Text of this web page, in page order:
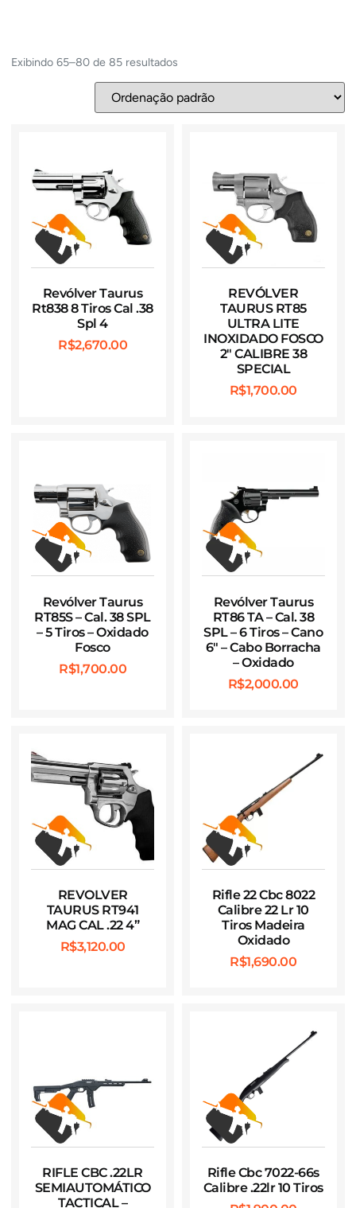
Exibindo 65–80 de 85 resultados
Revólver Taurus
Rt838 8 Tiros Cal .38
Spl 4
R$2,670.00
REVÓLVER
TAURUS RT85
ULTRA LITE
INOXIDADO FOSCO
2″ CALIBRE 38
SPECIAL
R$1,700.00
Revólver Taurus
RT85S – Cal. 38 SPL
– 5 Tiros – Oxidado
Fosco
R$1,700.00
Revólver Taurus
RT86 TA – Cal. 38
SPL – 6 Tiros – Cano
6″ – Cabo Borracha
– Oxidado
R$2,000.00
REVOLVER
TAURUS RT941
MAG CAL .22 4”
R$3,120.00
Rifle 22 Cbc 8022
Calibre 22 Lr 10
Tiros Madeira
Oxidado
R$1,690.00
RIFLE CBC .22LR
SEMIAUTOMÁTICO
TACTICAL –
Rifle Cbc 7022-66s
Calibre .22lr 10 Tiros